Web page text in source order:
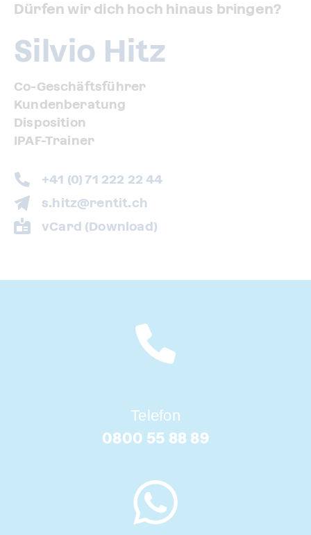
Dürfen wir dich hoch hinaus bringen?
Silvio Hitz
Co-Geschäftsführer
Kundenberatung
Disposition
IPAF-Trainer
+41 (0) 71 222 22 44
s.hitz@rentit.ch
vCard (Download)
Telefon
0800 55 88 89